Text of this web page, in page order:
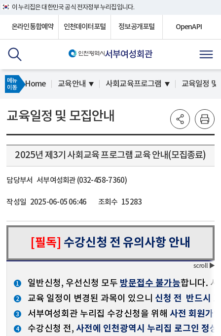
이 누리집은 대한민국 공식 전자정부 누리집입니다.
온라인통합예약 인천데이터포털 정보공개포털 OpenAPI
서부여성회관
메뉴
이동
Home 교육안내 사회교육프로그램 교육일정 및
교육일정 및 모집안내
2025년 제3기 사회교육 프로그램 교육 안내(모집종료)
담당부서 서부여성회관 (032-458-7360)
작성일 2025-06-05 06:46 조회수 15283
[필독] 수강신청 전 유의사항 안내
일반신청, 우선신청 모두 방문접수 불가능합니다. 서
교육 일정이 변경된 과목이 있으니 신청 전 반드시
서부여성회관 누리집 수강신청을 위해 사전 회원가
수강신청 전, 사전에 인천광역시 누리집 로그인 정